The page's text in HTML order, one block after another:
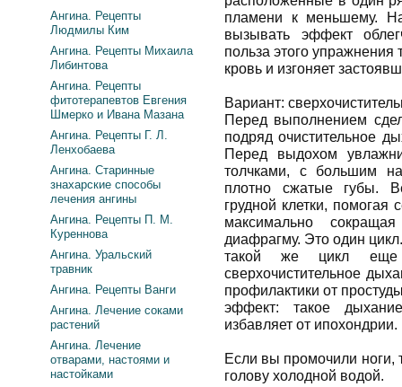
пламени к меньшему.
вызывать эффект
польза этого
кровь и изгоняет
Вариант:
Перед выполнением
подряд очистительное
Перед выдохом
толчками, с большим
плотно сжатые губы.
грудной клетки,
максимально
диафрагму. Это один
такой же цикл еще
сверхочистительное
профилактики от
эффект: такое
избавляет от ипохондрии.
Если вы промочили ноги,
голову холодной водой.
Ангина. Рецепты
Людмилы Ким
Ангина. Рецепты Михаила
Либинтова
Ангина. Рецепты
фитотерапевтов Евгения
Шмерко и Ивана Мазана
Ангина. Рецепты Г. Л.
Ленхобаева
Ангина. Старинные
знахарские способы
лечения ангины
Ангина. Рецепты П. М.
Куреннова
Ангина. Уральский
травник
Ангина. Рецепты Ванги
Ангина. Лечение соками
растений
Ангина. Лечение
отварами, настоями и
настойками